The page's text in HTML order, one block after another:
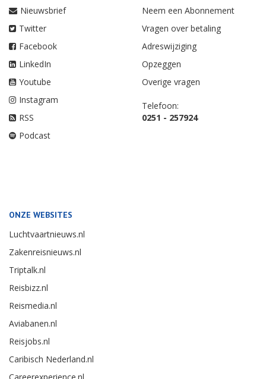
Nieuwsbrief
Twitter
Facebook
LinkedIn
Youtube
Instagram
RSS
Podcast
Neem een Abonnement
Vragen over betaling
Adreswijziging
Opzeggen
Overige vragen
Telefoon:
0251 - 257924
ONZE WEBSITES
Luchtvaartnieuws.nl
Zakenreisnieuws.nl
Triptalk.nl
Reisbizz.nl
Reismedia.nl
Aviabanen.nl
Reisjobs.nl
Caribisch Nederland.nl